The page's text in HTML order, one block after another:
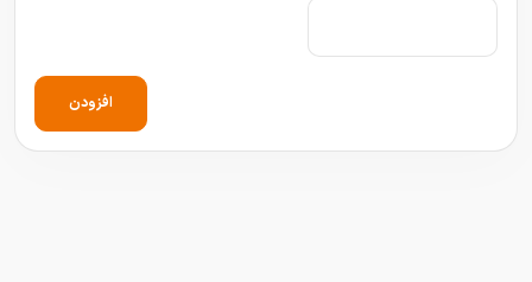
افزودن